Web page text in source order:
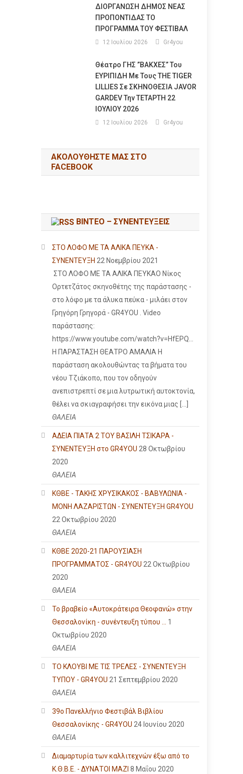
ΔΙΟΡΓΑΝΩΣΗ ΔΗΜΟΣ ΝΕΑΣ
ΠΡΟΠΟΝΤΙΔΑΣ ΤΟ
ΠΡΟΓΡΑΜΜΑ ΤΟΥ ΦΕΣΤΙΒΑΛ
12 Ιουλίου 2026 Gr4you
Θέατρο ΓΗΣ ”ΒΑΚΧΕΣ” Του
ΕΥΡΙΠΙΔΗ Με Τους THE TIGER
LILLIES Σε ΣΚΗΝΟΘΕΣΙΑ JAVOR
GARDEV Την ΤΕΤΑΡΤΗ 22
ΙΟΥΛΙΟΥ 2026
12 Ιουλίου 2026 Gr4you
ΑΚΟΛΟΥΘΉΣΤΕ ΜΑΣ ΣΤΟ
FACEBOOK
ΒΙΝΤΕΟ – ΣΥΝΕΝΤΕΥΞΕΙΣ
ΣΤΟ ΛΟΦΟ ΜΕ ΤΑ ΑΛΙΚΑ ΠΕΥΚΑ -
ΣΥΝΕΝΤΕΥΞΗ 22 Νοεμβρίου 2021
ΣΤΟ ΛΟΦΟ ΜΕ ΤΑ ΑΛΙΚΑ ΠΕΥΚΑΟ Νίκος
Ορτετζάτος σκηνοθέτης της παράστασης -
στο λόφο με τα άλυκα πεύκα - μιλάει στον
Γρηγόρη Γρηγορά - GR4YOU . Video
παράστασης:
https://www.youtube.com/watch?v=HfEPQ...
Η ΠΑΡΑΣΤΑΣΗ ΘΕΑΤΡΟ ΑΜΑΛΙΑ Η
παράσταση ακολουθώντας τα βήματα του
νέου Τζιάκοπο, που τον οδηγούν
ανεπιστρεπτί σε μια λυτρωτική αυτοκτονία,
θέλει να σκιαγραφήσει την εικόνα μιας […]
ΘΑΛΕΙΑ
ΑΔΕΙΑ ΠΙΑΤΑ 2 ΤΟΥ ΒΑΣΙΛΗ ΤΣΙΚΑΡΑ -
ΣΥΝΕΝΤΕΥΞΗ στο GR4YOU 28 Οκτωβρίου
2020
ΘΑΛΕΙΑ
ΚΘΒΕ - ΤΑΚΗΣ ΧΡΥΣΙΚΑΚΟΣ - ΒΑΒΥΛΩΝΙΑ -
ΜΟΝΗ ΛΑΖΑΡΙΣΤΩΝ - ΣΥΝΕΝΤΕΥΞΗ GR4YOU
22 Οκτωβρίου 2020
ΘΑΛΕΙΑ
ΚΘΒΕ 2020-21 ΠΑΡΟΥΣΙΑΣΗ
ΠΡΟΓΡΑΜΜΑΤΟΣ - GR4YOU 22 Οκτωβρίου
2020
ΘΑΛΕΙΑ
Το βραβείο «Αυτοκράτειρα Θεοφανώ» στην
Θεσσαλονίκη - συνέντευξη τύπου ...
1
Οκτωβρίου 2020
ΘΑΛΕΙΑ
ΤΟ ΚΛΟΥΒΙ ΜΕ ΤΙΣ ΤΡΕΛΕΣ - ΣΥΝΕΝΤΕΥΞΗ
ΤΥΠΟΥ - GR4YOU 21 Σεπτεμβρίου 2020
ΘΑΛΕΙΑ
39ο Πανελλήνιο Φεστιβάλ Βιβλίου
Θεσσαλονίκης - GR4YOU 24 Ιουνίου 2020
ΘΑΛΕΙΑ
Διαμαρτυρία των καλλιτεχνών έξω από το
Κ.Θ.Β.Ε. - ΔΥΝΑΤΟΙ ΜΑΖΙ 8 Μαΐου 2020